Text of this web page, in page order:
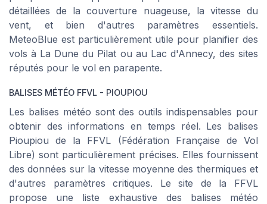
détaillées de la couverture nuageuse, la vitesse du
vent, et bien d'autres paramètres essentiels.
MeteoBlue est particulièrement utile pour planifier des
vols à La Dune du Pilat ou au Lac d'Annecy, des sites
réputés pour le vol en parapente.
BALISES MÉTÉO FFVL - PIOUPIOU
Les balises météo sont des outils indispensables pour
obtenir des informations en temps réel. Les balises
Pioupiou de la FFVL (Fédération Française de Vol
Libre) sont particulièrement précises. Elles fournissent
des données sur la vitesse moyenne des thermiques et
d'autres paramètres critiques. Le site de la FFVL
propose une liste exhaustive des balises météo